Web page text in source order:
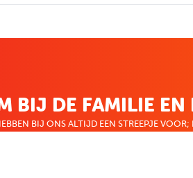
BIJ DE FAMILIE EN
BIJ ONS ALTIJD EEN STREEPJE